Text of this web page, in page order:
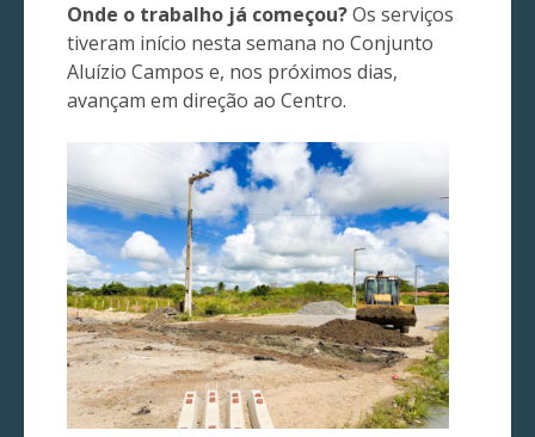
Onde o trabalho já começou?Os serviços
tiveram início nesta semana no Conjunto
Aluízio Campos e, nos próximos dias,
avançam em direção ao Centro.